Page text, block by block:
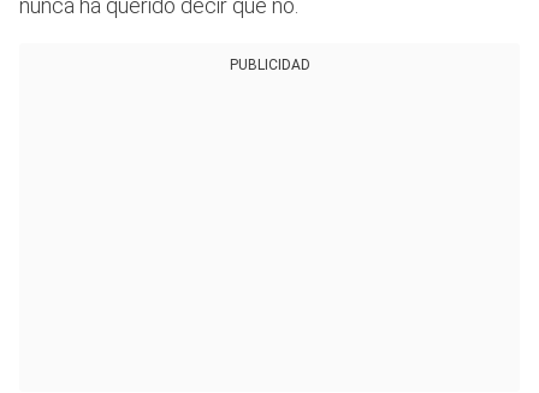
nunca ha querido decir que no.
PUBLICIDAD